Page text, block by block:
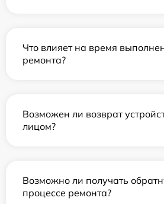
Что влияет на время
ремонта?
Возможен ли возврат
лицом?
Возможно ли получать
процессе ремонта?